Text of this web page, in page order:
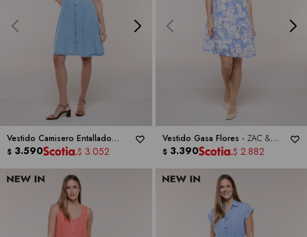
Vestido Camisero Entallado
Denim -ZAC & RACHEL
$ 3.590 $ 3.052
Vestido Gasa Flores - ZAC &
RACHEL
$ 3.390 $ 2.882